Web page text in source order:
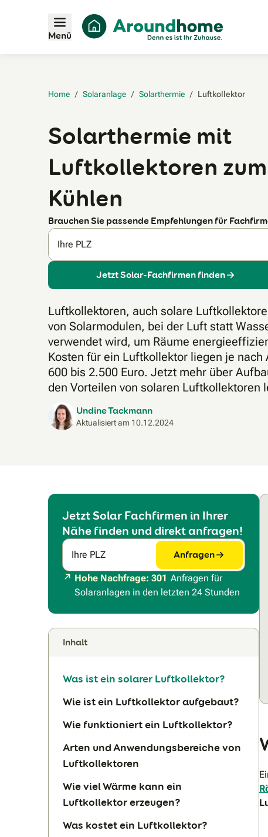
Menü
Home / Solaranlage / Solarthermie / Luftkollektor‎
Solarthermie mit
Luftkollektoren
Kühlen
Brauchen Sie passende Empfehlungen für
Ihre PLZ
Jetzt Solar-Fachfirmen finden
Luftkollektoren, auch solare
von Solarmodulen, bei der Luft statt
verwendet wird, um Räume
Kosten für ein Luftkollektor liegen je nach
600 bis 2.500 Euro. Jetzt mehr über
den Vorteilen von solaren Luftkollektoren
Undine Tackmann
Aktualisiert am 10.12.2024
Jetzt Solar Fachfirmen in Ihrer
Nähe finden und direkt anfragen!
Ihre PLZ Anfragen
Hohe Nachfrage: 301 Anfragen für
Solaranlagen in den letzten 24 Stunden
Inhalt
Was ist ein solarer Luftkollektor?
Wie ist ein Luftkollektor aufgebaut?
Wie funktioniert ein Luftkollektor?
Arten und Anwendungsbereiche von
Luftkollektoren
Wie viel Wärme kann ein
Luftkollektor erzeugen?
Was kostet ein Luftkollektor?